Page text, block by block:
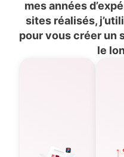
mes années
sites réalisés,
pour vous créer un
le